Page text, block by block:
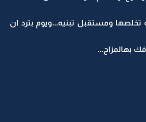
ومستقبل تبنيه...ويوم بترد ان
بهالمزاج...